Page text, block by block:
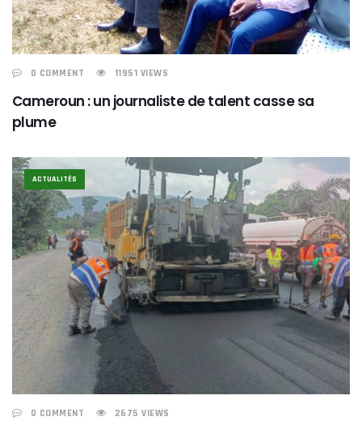
0 COMMENT 11951 VIEWS
Cameroun : un journaliste de talent casse sa
plume
ACTUALITÉS
0 COMMENT 2675 VIEWS